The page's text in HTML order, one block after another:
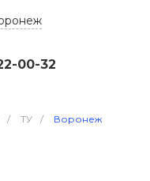
00-32
/ ТУ / Воронеж